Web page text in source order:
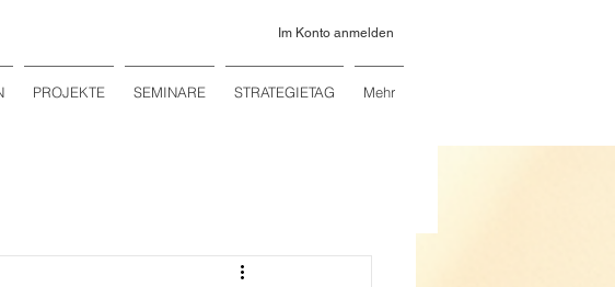
Im Konto anmelden
PROJEKTE SEMINARE STRATEGIETAG Mehr